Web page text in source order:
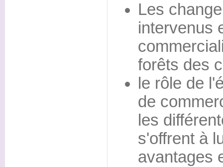
Les
intervenus
forêts des
le rôle de
de
les
s'offrent à
avantages